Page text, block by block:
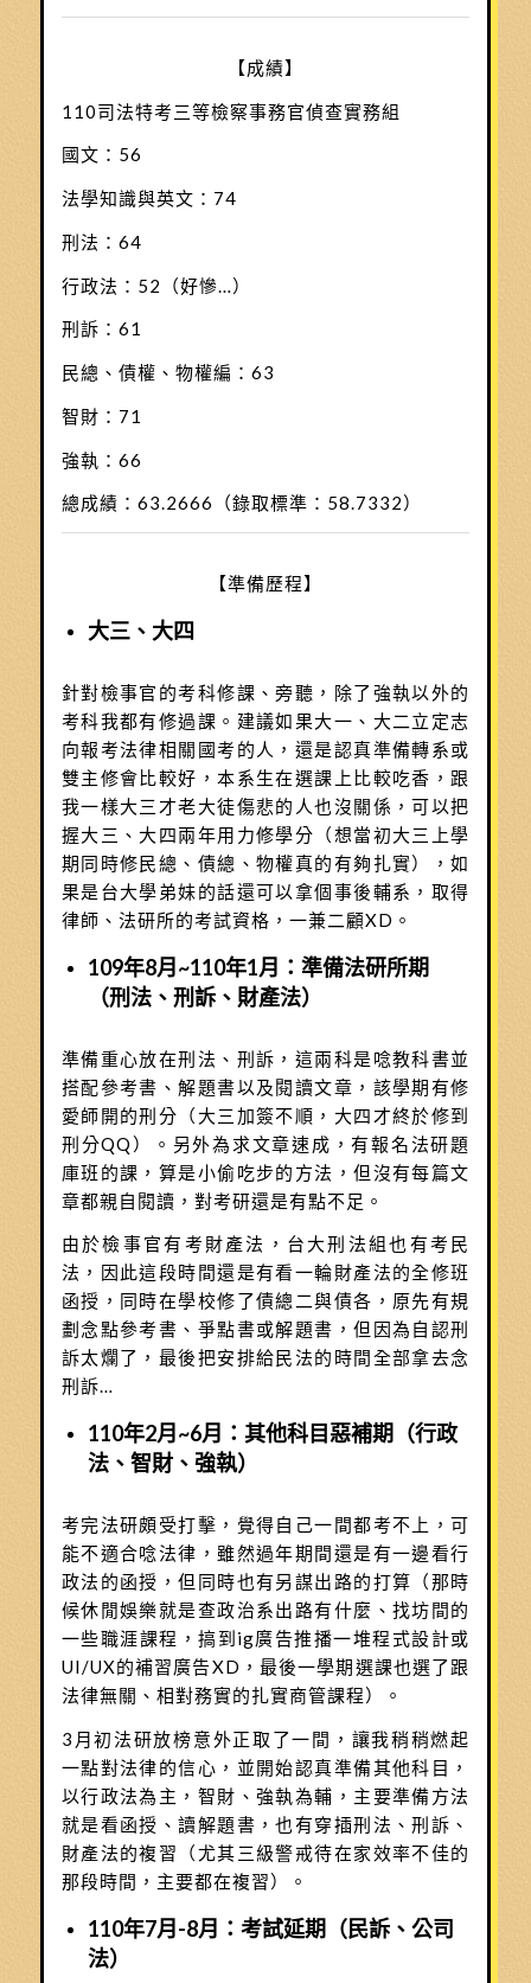
【成績】
110司法特考三等檢察事務官偵查實務組
國文：56
法學知識與英文：74
刑法：64
行政法：52（好慘…）
刑訴：61
民總、債權、物權編：63
智財：71
強執：66
總成績：63.2666（錄取標準：58.7332）
【準備歷程】
大三、大四
針對檢事官的考科修課、旁聽，除了強執以外的
考科我都有修過課。建議如果大一、大二立定志
向報考法律相關國考的人，還是認真準備轉系或
雙主修會比較好，本系生在選課上比較吃香，跟
我一樣大三才老大徒傷悲的人也沒關係，可以把
握大三、大四兩年用力修學分（想當初大三上學
期同時修民總、債總、物權真的有夠扎實），如
果是台大學弟妹的話還可以拿個事後輔系，取得
律師、法研所的考試資格，一兼二顧XD。
109年8月~110年1月：準備法研所期
（刑法、刑訴、財產法）
準備重心放在刑法、刑訴，這兩科是唸教科書並
搭配參考書、解題書以及閱讀文章，該學期有修
愛師開的刑分（大三加簽不順，大四才終於修到
刑分QQ）。另外為求文章速成，有報名法研題
庫班的課，算是小偷吃步的方法，但沒有每篇文
章都親自閱讀，對考研還是有點不足。
由於檢事官有考財產法，台大刑法組也有考民
法，因此這段時間還是有看一輪財產法的全修班
函授，同時在學校修了債總二與債各，原先有規
劃念點參考書、爭點書或解題書，但因為自認刑
訴太爛了，最後把安排給民法的時間全部拿去念
刑訴…
110年2月~6月：其他科目惡補期（行政
法、智財、強執）
考完法研頗受打擊，覺得自己一間都考不上，可
能不適合唸法律，雖然過年期間還是有一邊看行
政法的函授，但同時也有另謀出路的打算（那時
候休閒娛樂就是查政治系出路有什麼、找坊間的
一些職涯課程，搞到ig廣告推播一堆程式設計或
UI/UX的補習廣告XD，最後一學期選課也選了跟
法律無關、相對務實的扎實商管課程）。
3月初法研放榜意外正取了一間，讓我稍稍燃起
一點對法律的信心，並開始認真準備其他科目，
以行政法為主，智財、強執為輔，主要準備方法
就是看函授、讀解題書，也有穿插刑法、刑訴、
財產法的複習（尤其三級警戒待在家效率不佳的
那段時間，主要都在複習）。
110年7月-8月：考試延期（民訴、公司
法）